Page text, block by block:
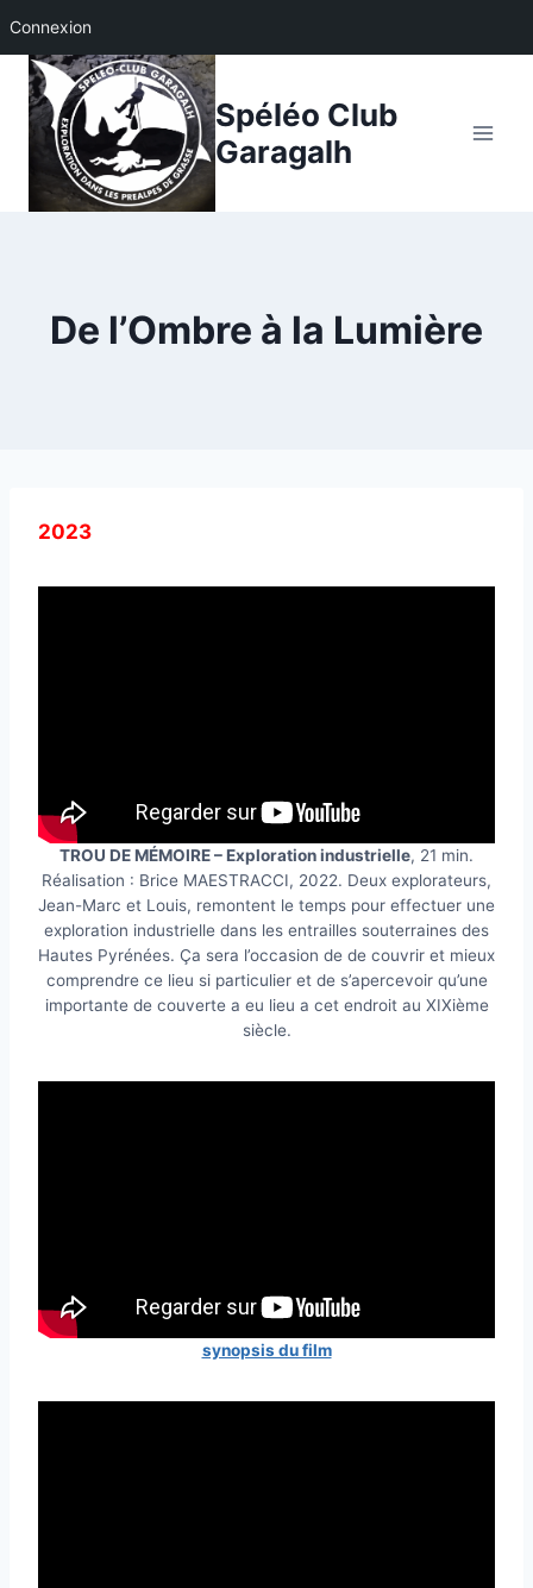
Connexion
Aller
contenu
Spéléo Club
Garagalh
De l’Ombre à la Lumière
2023
TROU DE MÉMOIRE – Exploration industrielle, 21 min.
Réalisation : Brice MAESTRACCI, 2022. Deux explorateurs,
Jean-Marc et Louis, remontent le temps pour effectuer une
exploration industrielle dans les entrailles souterraines des
Hautes Pyrénées. Ça sera l’occasion de de couvrir et mieux
comprendre ce lieu si particulier et de s’apercevoir qu’une
importante de couverte a eu lieu a cet endroit au XIXième
siècle.
synopsis du film